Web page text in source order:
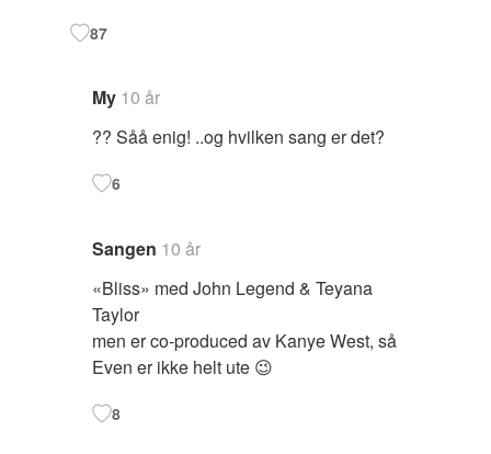
87
My 10 år
?? Såå enig! ..og hvilken sang er det?
6
Sangen 10 år
«Bliss» med John Legend & Teyana
Taylor
men er co-produced av Kanye West, så
Even er ikke helt ute 😉
8